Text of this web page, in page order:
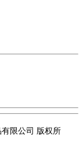
限公司 版权所